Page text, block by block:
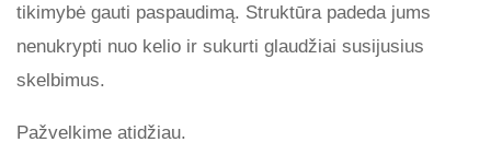
tikimybė gauti paspaudimą. Struktūra padeda jums
nenukrypti nuo kelio ir sukurti glaudžiai susijusius
skelbimus.
Pažvelkime atidžiau.